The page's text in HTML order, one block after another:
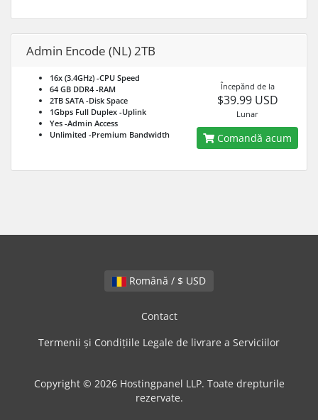
Admin Encode (NL) 2TB
16x (3.4GHz) -CPU Speed
64 GB DDR4 -RAM
2TB SATA -Disk Space
1Gbps Full Duplex -Uplink
Yes -Admin Access
Unlimited -Premium Bandwidth
Începănd de la
$39.99 USD
Lunar
Comandă acum
Română / $ USD
Contact
Termenii și Condițiile Legale de livrare a Serviciilor
Copyright © 2026 Hostingpanel LLP. Toate drepturile
rezervate.